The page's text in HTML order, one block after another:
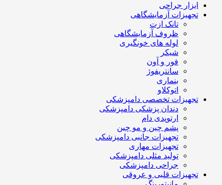
ابزار جراحی
تجهیزات آزمایشگاهی
تانک ازت
ظروف آزمایشگاهی
لوله های خونگیری
شیکر
فور و آون
سانتریفوژ
بنماری
اتوکلاو
تجهیزات تخصصی دامپزشکی
دندان پزشکی دامپزشکی
ارتوپدی دام
پشم چین و مو چین
تجهیزات جانبی دامپزشکی
تجهیزات مهاری
تولید مثلی دامپزشکی
جراحی دامپزشکی
تجهیزات قلبی و عروقی